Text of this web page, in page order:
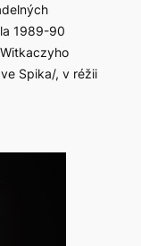
1989-90
Spika/, v réžii